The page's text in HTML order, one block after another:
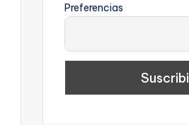
Preferencias